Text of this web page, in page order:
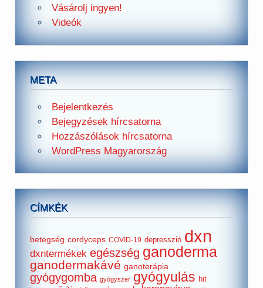
Vásárolj ingyen!
Videók
META
Bejelentkezés
Bejegyzések hírcsatorna
Hozzászólások hírcsatorna
WordPress Magyarország
CÍMKÉK
betegség cordyceps COVID-19 depresszió dxn
dxntermékek egészség ganoderma
ganodermakávé ganoterápia
gyógygomba gyógyszer gyógyulás hit